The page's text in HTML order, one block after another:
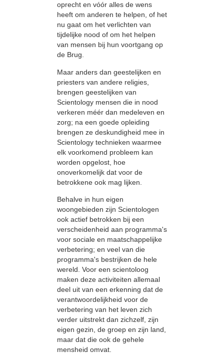
oprecht en vóór alles de wens
heeft om anderen te helpen, of het
nu gaat om het verlichten van
tijdelijke nood of om het helpen
van mensen bij hun voortgang op
de Brug.
Maar anders dan geestelijken en
priesters van andere religies,
brengen geestelijken van
Scientology mensen die in nood
verkeren méér dan medeleven en
zorg; na een goede opleiding
brengen ze deskundigheid mee in
Scientology technieken waarmee
elk voorkomend probleem kan
worden opgelost, hoe
onoverkomelijk dat voor de
betrokkene ook mag lijken.
Behalve in hun eigen
woongebieden zijn Scientologen
ook actief betrokken bij een
verscheidenheid aan programma's
voor sociale en maatschappelijke
verbetering; en veel van die
programma's bestrijken de hele
wereld. Voor een scientoloog
maken deze activiteiten allemaal
deel uit van een erkenning dat de
verantwoordelijkheid voor de
verbetering van het leven zich
verder uitstrekt dan zichzelf, zijn
eigen gezin, de groep en zijn land,
maar dat die ook de gehele
mensheid omvat.